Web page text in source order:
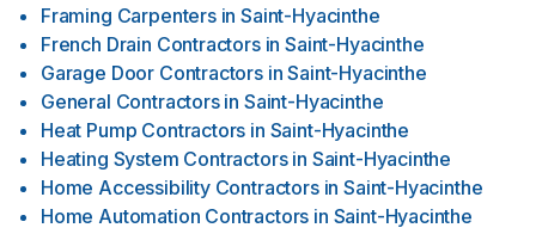
Framing Carpenters in Saint-Hyacinthe
French Drain Contractors in Saint-Hyacinthe
Garage Door Contractors in Saint-Hyacinthe
General Contractors in Saint-Hyacinthe
Heat Pump Contractors in Saint-Hyacinthe
Heating System Contractors in Saint-Hyacinthe
Home Accessibility Contractors in Saint-Hyacinthe
Home Automation Contractors in Saint-Hyacinthe